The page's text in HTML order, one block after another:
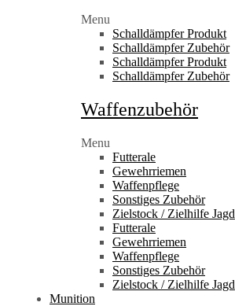
Menu
Schalldämpfer Produkt
Schalldämpfer Zubehör
Schalldämpfer Produkt
Schalldämpfer Zubehör
Waffenzubehör
Menu
Futterale
Gewehrriemen
Waffenpflege
Sonstiges Zubehör
Zielstock / Zielhilfe Jagd
Futterale
Gewehrriemen
Waffenpflege
Sonstiges Zubehör
Zielstock / Zielhilfe Jagd
Munition